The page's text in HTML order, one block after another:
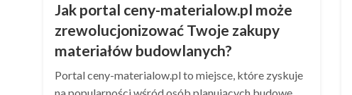
Jak portal ceny-materialow.pl może
zrewolucjonizować Twoje zakupy
materiałów budowlanych?
Portal ceny-materialow.pl to miejsce, które zyskuje